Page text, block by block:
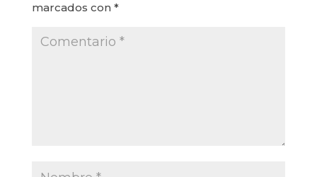
marcados con *